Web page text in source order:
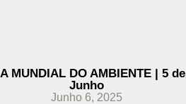
MUNDIAL DO AMBIENTE | 5 de
Junho
Junho 6, 2025